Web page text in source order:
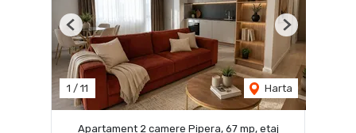
1 / 11 Harta
Previous Next
Apartament 2 camere Pipera, 67 mp, etaj